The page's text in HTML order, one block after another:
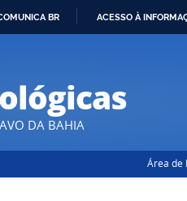
CONTEÚDO
BR ACESSO À
DA BAHIA
Área de